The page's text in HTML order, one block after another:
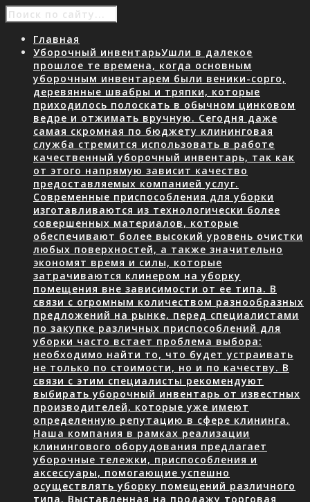
Главная
Уборочный инвентарьУшли в далекое
прошлое те времена, когда основным
уборочным инвентарем были веники-сорго,
деревянные швабры и тряпки, которые
приходилось полоскать в обычном цинковом
ведре и отжимать вручную. Сегодня даже
самая скромная по бюджету клининговая
служба стремится использовать в работе
качественный уборочный инвентарь, так как
от этого напрямую зависит качество
предоставляемых компанией услуг.
Современные приспособления для уборки
изготавливаются из технологически более
совершенных материалов, которые
обеспечивают более высокий уровень очистки
любых поверхностей, а также значительно
экономят время и силы, которые
затрачиваются клинером на уборку
помещения вне зависимости от ее типа. В
связи с огромным количеством разнообразных
предложений на рынке, перед специалистами
по закупке различных приспособлений для
уборки часто встает проблема выбора:
необходимо найти то, что будет устраивать
не только по стоимости, но и по качеству. В
связи с этим специалисты рекомендуют
выбирать уборочный инвентарь от известных
производителей, которые уже имеют
определенную репутацию в сфере клининга.
Наша компания в рамках реализации
клинингового оборудования предлагает
уборочные тележки, приспособления и
аксессуары, помогающие успешно
осуществлять уборку помещений различного
типа. Выставленная на продажу торговая